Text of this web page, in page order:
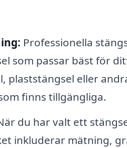
Professionella
som passar bäst för
plaststängsel eller
finns tillgängliga.
du har valt ett
inkluderar mätning,